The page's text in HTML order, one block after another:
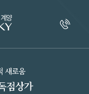
새로움
점상가